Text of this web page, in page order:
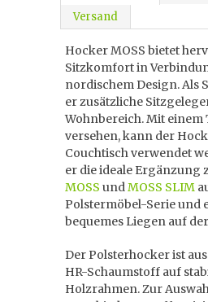
Versand
Hocker MOSS bietet
Sitzkomfort in
nordischem Design. Als
er zusätzliche
Wohnbereich. Mit einem
versehen, kann der
Couchtisch verwendet
er die ideale Ergänzung
MOSS undMOSS SLIM
Polstermöbel-Serie und
bequemes Liegen auf
Der Polsterhocker ist
HR-Schaumstoff auf
Holzrahmen. Zur